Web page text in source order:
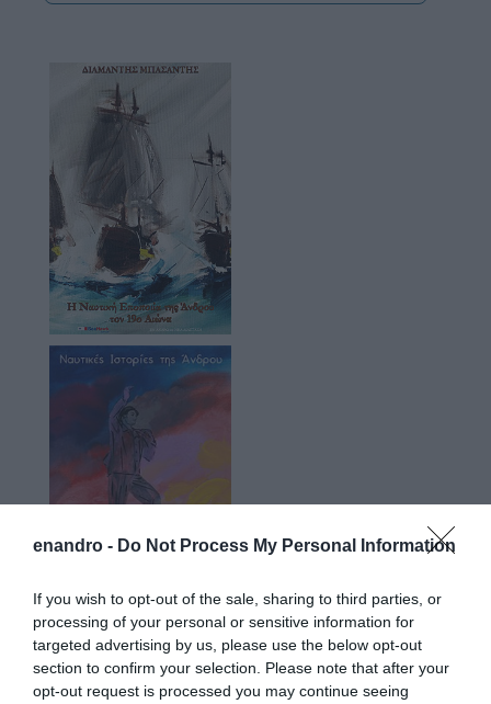
enandro - Do Not Process My Personal Information
If you wish to opt-out of the sale, sharing to third parties, or
processing of your personal or sensitive information for
targeted advertising by us, please use the below opt-out
section to confirm your selection. Please note that after your
opt-out request is processed you may continue seeing